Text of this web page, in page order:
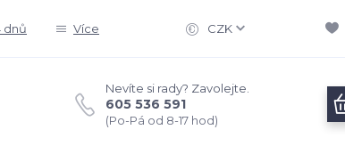
dnů Více CZK
Nevíte si rady? Zavolejte.
605 536 591
(Po-Pá od 8-17 hod)